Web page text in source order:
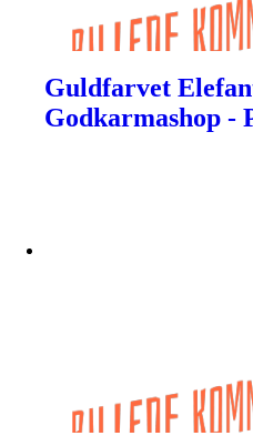
Guldfarvet
Godkarmashop -